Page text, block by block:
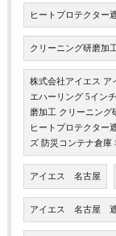
ヒートプロテクター
クリーニング研磨加
株式会社アイエス ア
エハーリング 5イン
磨加工 クリーニング
ヒートプロテクター
ズ 防災コンテナ倉庫
アイエス 名古屋
アイエス 名古屋 遮